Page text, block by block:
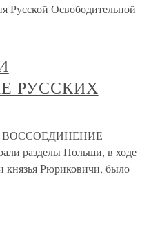
Освободительной
РУССКИХ
ВОССОЕДИНЕНИЕ
разделы Польши, в ходе
князья Рюриковичи, было